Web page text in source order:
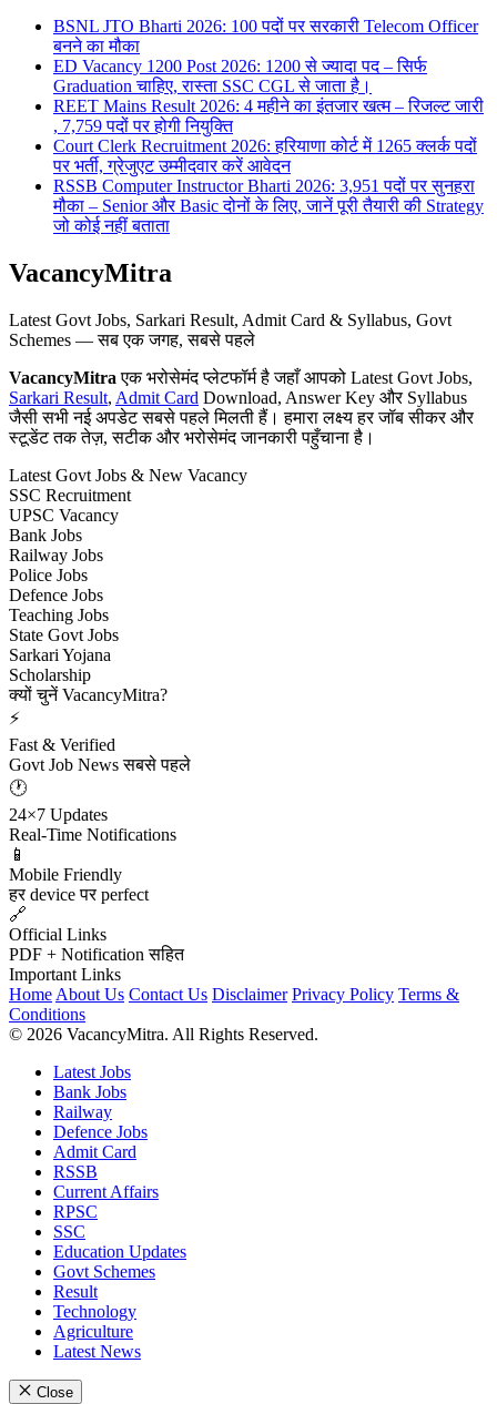
BSNL JTO Bharti 2026: 100 पदों पर सरकारी Telecom Officer
बनने का मौका
ED Vacancy 1200 Post 2026: 1200 से ज्यादा पद – सिर्फ
Graduation चाहिए, रास्ता SSC CGL से जाता है।
REET Mains Result 2026: 4 महीने का इंतजार खत्म – रिजल्ट जारी
, 7,759 पदों पर होगी नियुक्ति
Court Clerk Recruitment 2026: हरियाणा कोर्ट में 1265 क्लर्क पदों
पर भर्ती, ग्रेजुएट उम्मीदवार करें आवेदन
RSSB Computer Instructor Bharti 2026: 3,951 पदों पर सुनहरा
मौका – Senior और Basic दोनों के लिए, जानें पूरी तैयारी की Strategy
जो कोई नहीं बताता
VacancyMitra
Latest Govt Jobs, Sarkari Result, Admit Card & Syllabus, Govt
Schemes — सब एक जगह, सबसे पहले
VacancyMitra एक भरोसेमंद प्लेटफॉर्म है जहाँ आपको Latest Govt Jobs,
Sarkari Result, Admit Card Download, Answer Key और Syllabus
जैसी सभी नई अपडेट सबसे पहले मिलती हैं। हमारा लक्ष्य हर जॉब सीकर और
स्टूडेंट तक तेज़, सटीक और भरोसेमंद जानकारी पहुँचाना है।
Latest Govt Jobs & New Vacancy
SSC Recruitment
UPSC Vacancy
Bank Jobs
Railway Jobs
Police Jobs
Defence Jobs
Teaching Jobs
State Govt Jobs
Sarkari Yojana
Scholarship
क्यों चुनें VacancyMitra?
⚡
Fast & Verified
Govt Job News सबसे पहले
🕐
24×7 Updates
Real-Time Notifications
📱
Mobile Friendly
हर device पर perfect
🔗
Official Links
PDF + Notification सहित
Important Links
Home About Us Contact Us Disclaimer Privacy Policy Terms &
Conditions
© 2026 VacancyMitra. All Rights Reserved.
Latest Jobs
Bank Jobs
Railway
Defence Jobs
Admit Card
RSSB
Current Affairs
RPSC
SSC
Education Updates
Govt Schemes
Result
Technology
Agriculture
Latest News
Close